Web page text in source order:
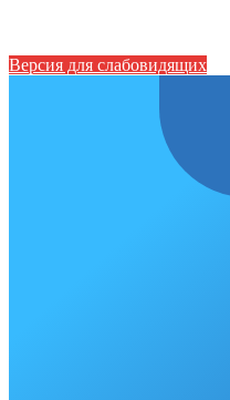
Версия для слабовидящих